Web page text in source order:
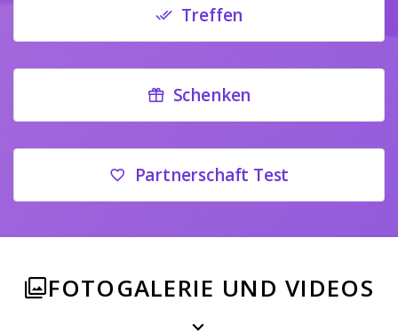
Treffen
Schenken
Partnerschaft Test
FOTOGALERIE UND VIDEOS